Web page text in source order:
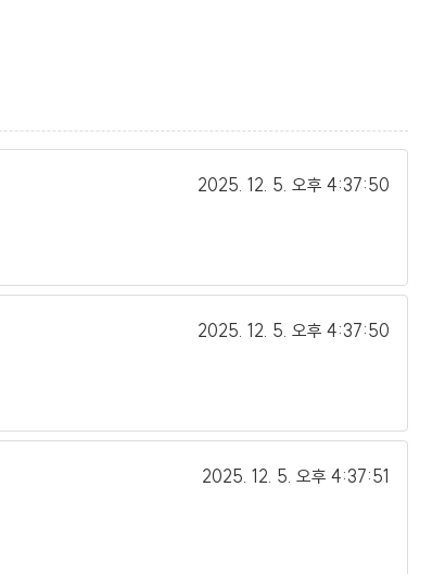
2025. 12. 5. 오후 4:37:50
2025. 12. 5. 오후 4:37:50
2025. 12. 5. 오후 4:37:51